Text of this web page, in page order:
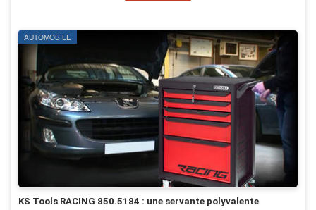
AUTOMOBILE
KS Tools RACING 850.5184 : une servante polyvalente